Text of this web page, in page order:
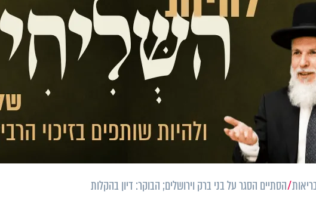
הסתיים הסגר על בני ברק וירושלים; הבוקר: דיון בהקלות